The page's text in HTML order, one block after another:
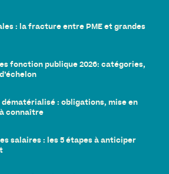
: la fracture entre PME et grandes
fonction publique 2026: catégories,
dématérialisé : obligations, mise en
connaître
salaires : les 5 étapes à anticiper